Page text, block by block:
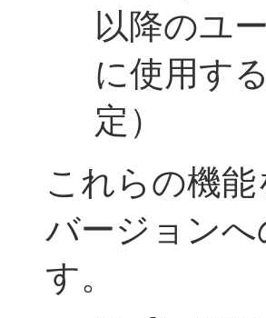
以降のユ
に使用す
定）
これらの機
バージョン
す。